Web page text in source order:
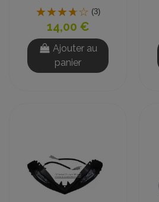
(3)
14,00 €
Ajouter au
panier